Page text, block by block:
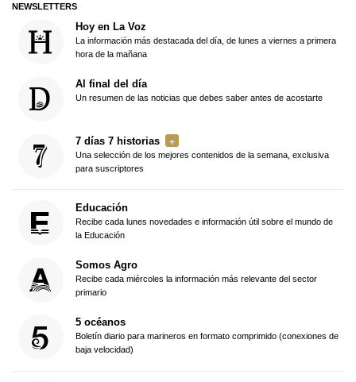
NEWSLETTERS
Hoy en La Voz
La información más destacada del día, de lunes a viernes a primera
hora de la mañana
Al final del día
Un resumen de las noticias que debes saber antes de acostarte
7 días 7 historias
Una selección de los mejores contenidos de la semana, exclusiva
para suscriptores
Educación
Recibe cada lunes novedades e información útil sobre el mundo de
la Educación
Somos Agro
Recibe cada miércoles la información más relevante del sector
primario
5 océanos
Boletín diario para marineros en formato comprimido (conexiones de
baja velocidad)